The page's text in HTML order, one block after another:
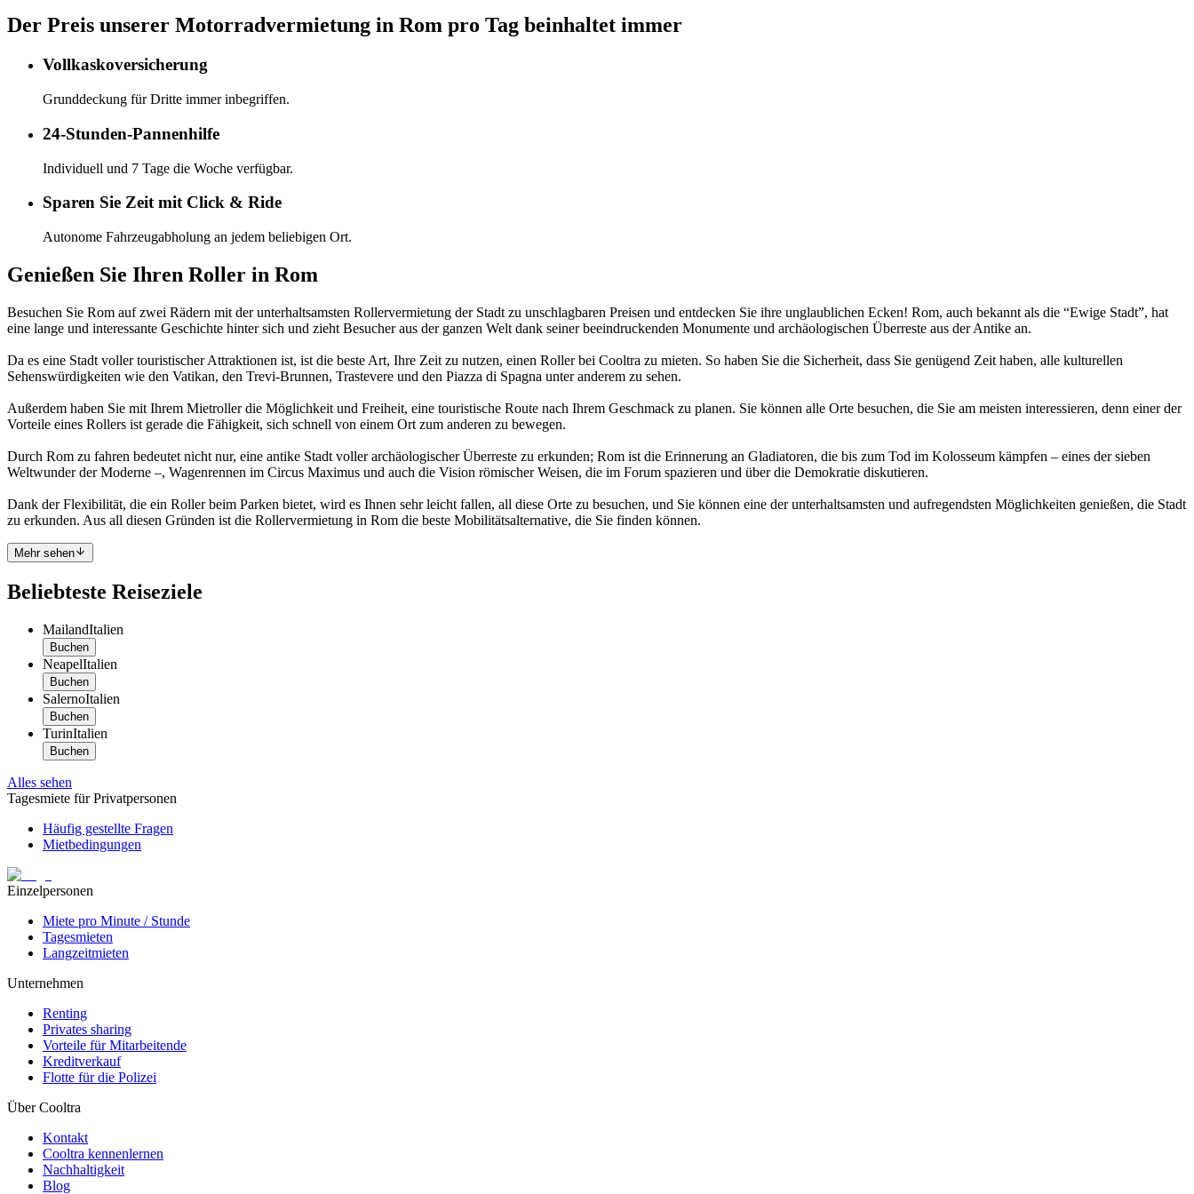
Der Preis unserer Motorradvermietung in Rom pro Tag beinhaltet immer
Vollkaskoversicherung
Grunddeckung für Dritte immer inbegriffen.
24-Stunden-Pannenhilfe
Individuell und 7 Tage die Woche verfügbar.
Sparen Sie Zeit mit Click & Ride
Autonome Fahrzeugabholung an jedem beliebigen Ort.
Genießen Sie Ihren Roller in Rom
Besuchen Sie Rom auf zwei Rädern mit der unterhaltsamsten Rollervermietung der Stadt zu unschlagbaren Preisen und entdecken Sie ihre unglaublichen Ecken! Rom, auch bekannt als die “Ewige Stadt”, hat
eine lange und interessante Geschichte hinter sich und zieht Besucher aus der ganzen Welt dank seiner beeindruckenden Monumente und archäologischen Überreste aus der Antike an.
Da es eine Stadt voller touristischer Attraktionen ist, ist die beste Art, Ihre Zeit zu nutzen, einen Roller bei Cooltra zu mieten. So haben Sie die Sicherheit, dass Sie genügend Zeit haben, alle kulturellen
Sehenswürdigkeiten wie den Vatikan, den Trevi-Brunnen, Trastevere und den Piazza di Spagna unter anderem zu sehen.
Außerdem haben Sie mit Ihrem Mietroller die Möglichkeit und Freiheit, eine touristische Route nach Ihrem Geschmack zu planen. Sie können alle Orte besuchen, die Sie am meisten interessieren, denn einer der
Vorteile eines Rollers ist gerade die Fähigkeit, sich schnell von einem Ort zum anderen zu bewegen.
Durch Rom zu fahren bedeutet nicht nur, eine antike Stadt voller archäologischer Überreste zu erkunden; Rom ist die Erinnerung an Gladiatoren, die bis zum Tod im Kolosseum kämpfen – eines der sieben
Weltwunder der Moderne –, Wagenrennen im Circus Maximus und auch die Vision römischer Weisen, die im Forum spazieren und über die Demokratie diskutieren.
Dank der Flexibilität, die ein Roller beim Parken bietet, wird es Ihnen sehr leicht fallen, all diese Orte zu besuchen, und Sie können eine der unterhaltsamsten und aufregendsten Möglichkeiten genießen, die Stadt
zu erkunden. Aus all diesen Gründen ist die Rollervermietung in Rom die beste Mobilitätsalternative, die Sie finden können.
Mehr sehen
Beliebteste Reiseziele
MailandItalien
Buchen
NeapelItalien
Buchen
SalernoItalien
Buchen
TurinItalien
Buchen
Alles sehen
Tagesmiete für Privatpersonen
Häufig gestellte Fragen
Mietbedingungen
Einzelpersonen
Miete pro Minute / Stunde
Tagesmieten
Langzeitmieten
Unternehmen
Renting
Privates sharing
Vorteile für Mitarbeitende
Kreditverkauf
Flotte für die Polizei
Über Cooltra
Kontakt
Cooltra kennenlernen
Nachhaltigkeit
Blog